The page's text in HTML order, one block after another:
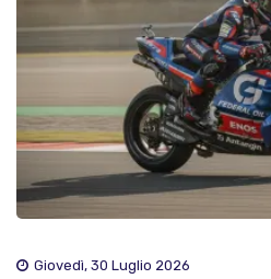
Giovedì, 30 Luglio 2026